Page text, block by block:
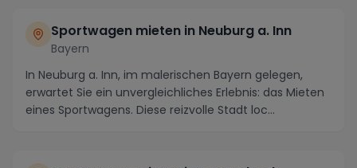
Sportwagen mieten in Neuburg a. Inn
Bayern
In Neuburg a. Inn, im malerischen Bayern gelegen,
erwartet Sie ein unvergleichliches Erlebnis: das Mieten
eines Sportwagens. Diese reizvolle Stadt loc...